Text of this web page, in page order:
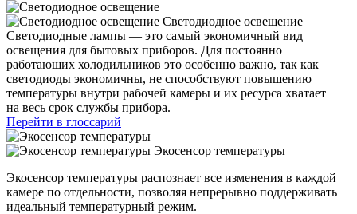
Светодиодное освещение
Светодиодные лампы — это самый экономичный вид
освещения для бытовых приборов. Для постоянно
работающих холодильников это особенно важно, так как
светодиоды экономичны, не способствуют повышению
температуры внутри рабочей камеры и их ресурса хватает
на весь срок службы прибора.
Перейти в глоссарий
Экосенсор температуры
Экосенсор температуры распознает все изменения в каждой
камере по отдельности, позволяя непрерывно поддерживать
идеальный температурный режим.